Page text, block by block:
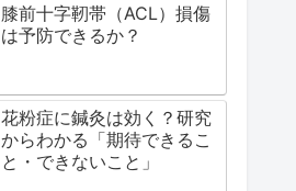
膝前十字靭帯（ACL）損傷
は予防できるか？
花粉症に鍼灸は効く？研究
からわかる「期待できるこ
と・できないこと」